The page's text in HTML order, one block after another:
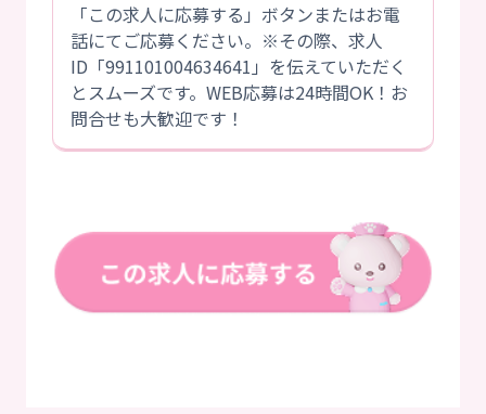
「この求人に応募する」ボタンまたはお電
話にてご応募ください。※その際、求人
ID「991101004634641」を伝えていただく
とスムーズです。WEB応募は24時間OK！お
問合せも大歓迎です！